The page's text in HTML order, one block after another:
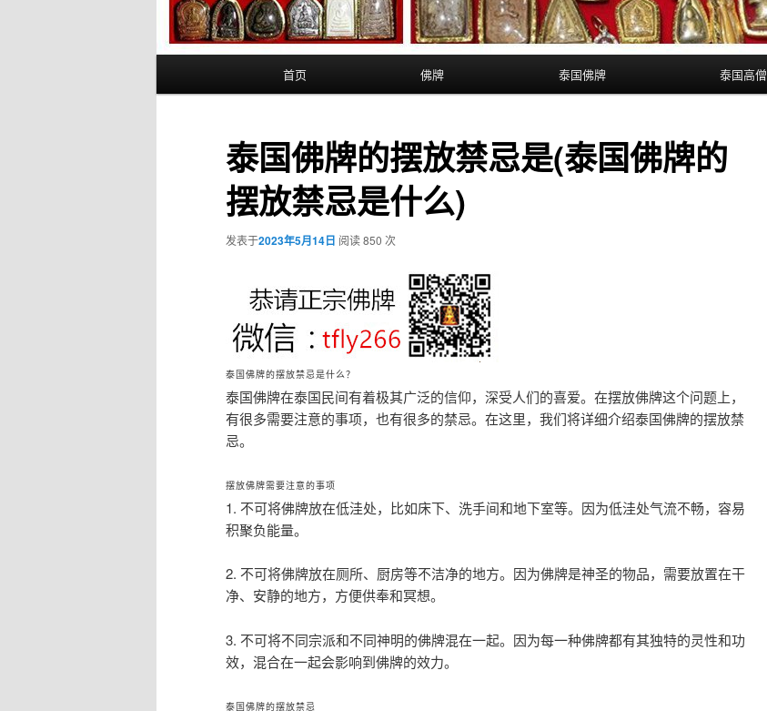
首页 佛牌 泰国佛牌 泰国高僧
泰国佛牌的摆放禁忌是(泰国佛牌的
摆放禁忌是什么)
发表于2023年5月14日 阅读 850 次
泰国佛牌的摆放禁忌是什么？
泰国佛牌在泰国民间有着极其广泛的信仰，深受人们的喜爱。在摆放佛牌这个问题上，
有很多需要注意的事项，也有很多的禁忌。在这里，我们将详细介绍泰国佛牌的摆放禁
忌。
摆放佛牌需要注意的事项
1. 不可将佛牌放在低洼处，比如床下、洗手间和地下室等。因为低洼处气流不畅，容易
积聚负能量。
2. 不可将佛牌放在厕所、厨房等不洁净的地方。因为佛牌是神圣的物品，需要放置在干
净、安静的地方，方便供奉和冥想。
3. 不可将不同宗派和不同神明的佛牌混在一起。因为每一种佛牌都有其独特的灵性和功
效，混合在一起会影响到佛牌的效力。
泰国佛牌的摆放禁忌